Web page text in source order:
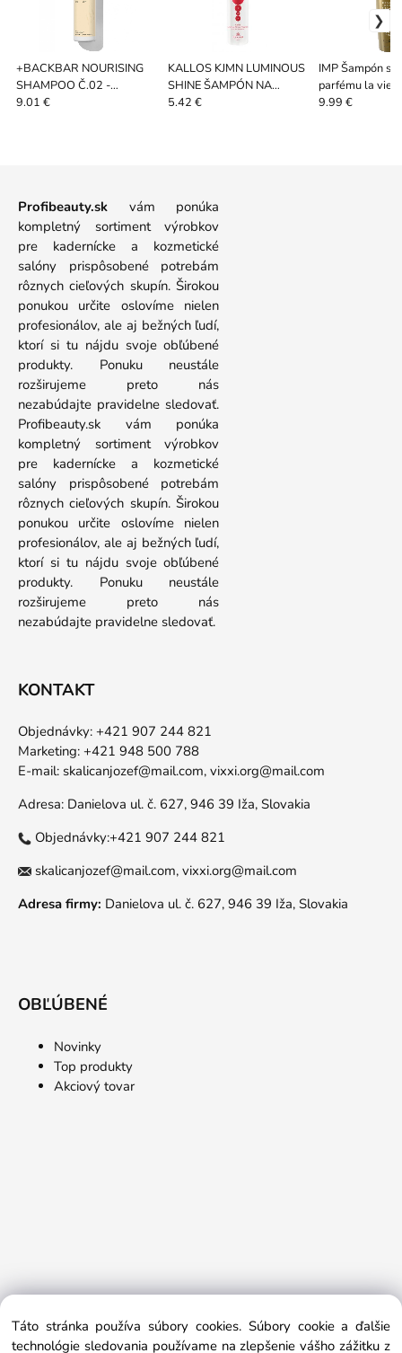
+BACKBAR NOURISING
SHAMPOO Č.02 -
ARGANOVÝ OLEJ A MED
9.01 €
KALLOS KJMN LUMINOUS
SHINE ŠAMPÓN NA
VLASY S LESKOM 1000
5.42 €
IMP Šampón s
parfému la vie
1000ml
9.99 €
Profibeauty.sk vám ponúka
kompletný sortiment výrobkov
pre kadernícke a kozmetické
salóny prispôsobené potrebám
rôznych cieľových skupín. Širokou
ponukou určite oslovíme nielen
profesionálov, ale aj bežných ľudí,
ktorí si tu nájdu svoje obľúbené
produkty. Ponuku neustále
rozširujeme preto nás
nezabúdajte pravidelne sledovať.
Profibeauty.sk vám ponúka
kompletný sortiment výrobkov
pre kadernícke a kozmetické
salóny prispôsobené potrebám
rôznych cieľových skupín. Širokou
ponukou určite oslovíme nielen
profesionálov, ale aj bežných ľudí,
ktorí si tu nájdu svoje obľúbené
produkty. Ponuku neustále
rozširujeme preto nás
nezabúdajte pravidelne sledovať.
KONTAKT
Objednávky: +421 907 244 821
Marketing: +421 948 500 788
E-mail: skalicanjozef@mail.com, vixxi.org@mail.com
Adresa: Danielova ul. č. 627, 946 39 Iža, Slovakia
Objednávky:+421 907 244 821
skalicanjozef@mail.com, vixxi.org@mail.com
Adresa firmy: Danielova ul. č. 627, 946 39 Iža, Slovakia
OBĽÚBENÉ
Novinky
Top produkty
Akciový tovar
Táto stránka používa súbory cookies. Súbory cookie a ďalšie
technológie sledovania používame na zlepšenie vášho zážitku z